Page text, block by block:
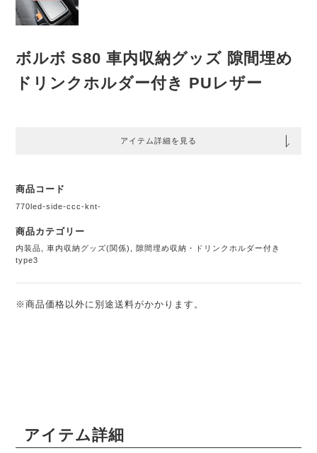
ボルボ S80 車内収納グッズ 隙間埋め
ドリンクホルダー付き PUレザー
アイテム詳細を見る
商品コード
770led-side-ccc-knt-
商品カテゴリー
内装品 ,車内収納グッズ(関係)
隙間埋め収納・ドリンクホルダー付き
type3
※商品価格以外に別途送料がかかります。
アイテム詳細